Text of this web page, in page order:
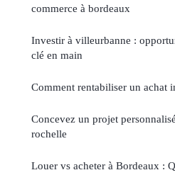
commerce à bordeaux
Investir à villeurbanne :
clé en main
Comment rentabiliser un achat
Concevez un projet
rochelle
Louer vs acheter à Bordeaux :